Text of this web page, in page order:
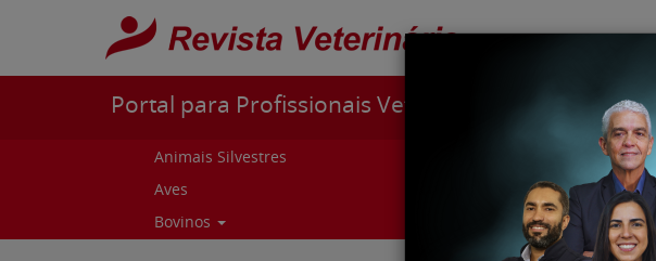
Pular para o conteúdo
Portal para Profissionais Veterinários
Animais Silvestres
Aves
Bovinos
Curiosidades
Cursos e Eventos